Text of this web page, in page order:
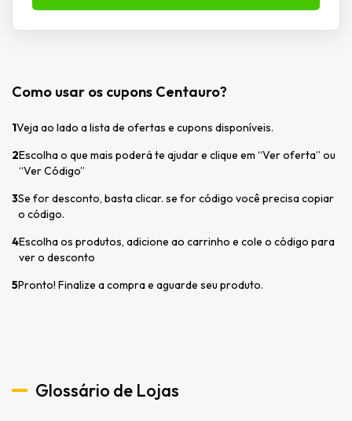
Como usar os cupons Centauro?
1Veja ao lado a lista de ofertas e cupons disponíveis.
2Escolha o que mais poderá te ajudar e clique em “Ver oferta” ou
“Ver Código”
3Se for desconto, basta clicar. se for código você precisa copiar
o código.
4Escolha os produtos, adicione ao carrinho e cole o código para
ver o desconto
5Pronto! Finalize a compra e aguarde seu produto.
Glossário de Lojas